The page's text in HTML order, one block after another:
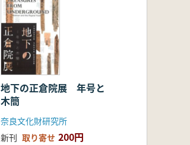
地下の正倉院展 年号と
木簡
奈良文化財研究所
新刊 取り寄せ 200円